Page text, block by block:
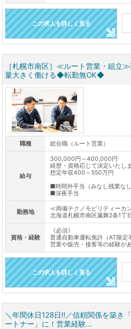
この求人を詳しく見る
［札幌市南区］≪ルート営業・組立
量大きく働ける◆転勤無OK◆
職種 総合職（ルート営業）
給与
300,000円～400,000円
経歴・資格応じて決定いたし
想定年収400～550万円
■時間外手当（みなし残業なし
■深夜手当
勤務地
≪両備テクノモビリティーカ
北海道札幌市南区簾舞2条1丁
資格・経験
《必須》
普通自動車運転免許（AT限定
営業や販売・接客等の経験が
この求人を詳しく見る
＼年間休日128日!!／信頼関係を築き
ートナー」に！営業経験...